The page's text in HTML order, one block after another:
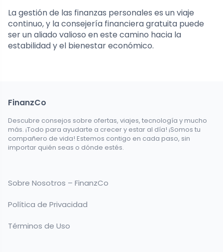
La gestión de las finanzas personales es un viaje
continuo, y la consejería financiera gratuita puede
ser un aliado valioso en este camino hacia la
estabilidad y el bienestar económico.
FinanzCo
Descubre consejos sobre ofertas, viajes, tecnología y mucho
más. ¡Todo para ayudarte a crecer y estar al día! ¡Somos tu
compañero de vida! Estemos contigo en cada paso, sin
importar quién seas o dónde estés.
Sobre Nosotros – FinanzCo
Política de Privacidad
Términos de Uso